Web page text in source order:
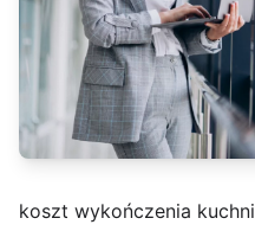
koszt wykończenia kuchni